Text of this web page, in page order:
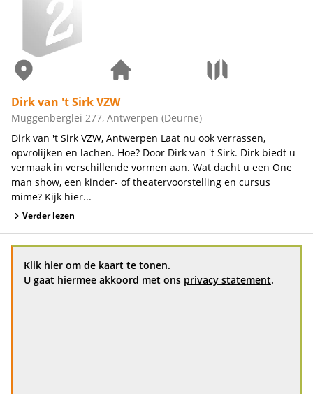
Dirk van 't Sirk VZW
Muggenberglei 277, Antwerpen (Deurne)
Dirk van 't Sirk VZW, Antwerpen Laat nu ook verrassen,
opvrolijken en lachen. Hoe? Door Dirk van 't Sirk. Dirk biedt u
vermaak in verschillende vormen aan. Wat dacht u een One
man show, een kinder- of theatervoorstelling en cursus
mime? Kijk hier...
Verder lezen
Klik hier om de kaart te tonen.
U gaat hiermee akkoord met ons privacy statement.